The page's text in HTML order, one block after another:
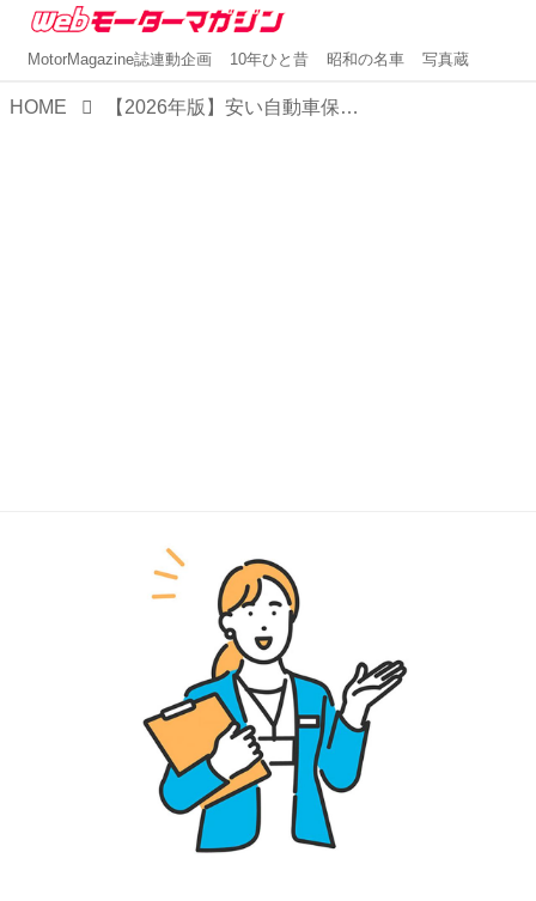
MotorMagazine誌連動企画 10年ひと昔 昭和の名車 写真蔵
HOME 【2026年版】安い自動車保険おすすめランキング5社！各年代の最安値は？